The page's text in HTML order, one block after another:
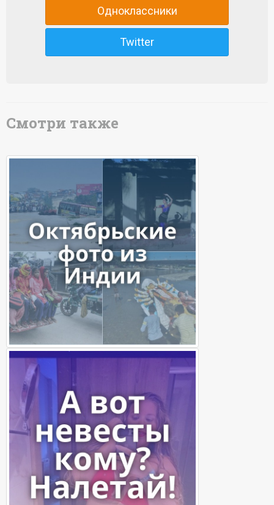
Одноклассники
Twitter
Смотри также